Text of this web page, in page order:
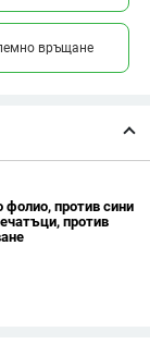
връщане
фолио, против сини
против